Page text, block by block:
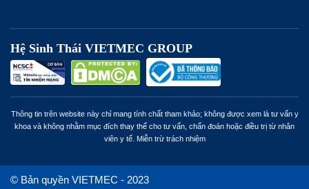
Hệ Sinh Thái VIETMEC GROUP
Thông tin trên website này chỉ mang tính chất tham khảo; không được xem là tư vấn y
khoa và không nhằm mục đích thay thế cho tư vấn, chẩn đoán hoặc điều trị từ nhân
viên y tế. Miễn trừ trách nhiệm
© Bản quyền VIETMEC - 2023